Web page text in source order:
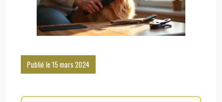
Publié le 15 mars 2024